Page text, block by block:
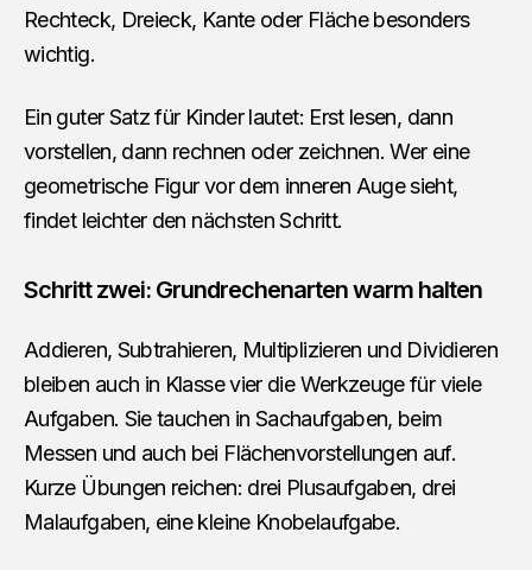
Rechteck, Dreieck, Kante oder Fläche besonders
wichtig.
Ein guter Satz für Kinder lautet: Erst lesen, dann
vorstellen, dann rechnen oder zeichnen. Wer eine
geometrische Figur vor dem inneren Auge sieht,
findet leichter den nächsten Schritt.
Schritt zwei: Grundrechenarten warm halten
Addieren, Subtrahieren, Multiplizieren und Dividieren
bleiben auch in Klasse vier die Werkzeuge für viele
Aufgaben. Sie tauchen in Sachaufgaben, beim
Messen und auch bei Flächenvorstellungen auf.
Kurze Übungen reichen: drei Plusaufgaben, drei
Malaufgaben, eine kleine Knobelaufgabe.